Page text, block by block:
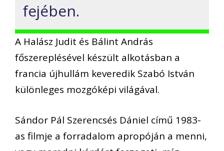
fejében.
A Halász Judit és Bálint András
főszereplésével készült alkotásban a
francia újhullám keveredik Szabó István
különleges mozgóképi világával.
Sándor Pál Szerencsés Dániel című 1983-
as filmje a forradalom apropóján a menni,